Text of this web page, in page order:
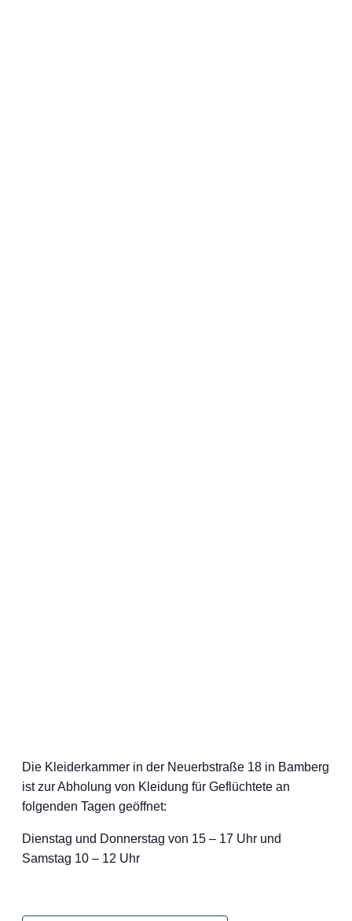
Die Kleiderkammer in der Neuerbstraße 18 in Bamberg
ist zur Abholung von Kleidung für Geflüchtete an
folgenden Tagen geöffnet:
Dienstag und Donnerstag von 15 – 17 Uhr und
Samstag 10 – 12 Uhr